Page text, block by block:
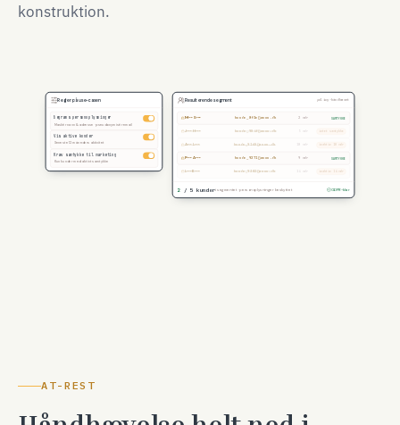
konstruktion.
Regler på use-casen
Begræns personoplysninger
Maskér navn & adresse · pseudonymisér email
Vis aktive kunder
Seneste 12 måneders aktivitet
Kræv samtykke til marketing
Kun kunder med aktivt samtykke
Resulterende segment policy-håndhævet
M••• S••• kunde_8f3e@anon.dk 2 mdr SAMTYKKE
J••• H••• kunde_904f@anon.dk 5 mdr intet samtykke
A••• L••• kunde_9160@anon.dk 18 mdr inaktiv 18 mdr
P••• A••• kunde_9271@anon.dk 9 mdr SAMTYKKE
L••• B••• kunde_9382@anon.dk 14 mdr inaktiv 14 mdr
2 / 5 kunderi segmentet · personoplysninger beskyttet GDPR-klar
AT-REST